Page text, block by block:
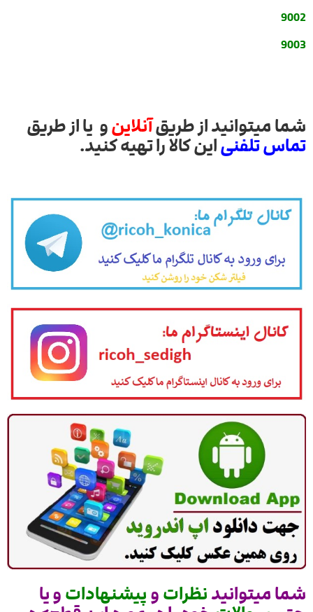
9002
9003
شما میتوانید از طریقآنلاینو یا از طریق
تماس تلفنیاین کالا را تهیه کنید.
شما میتوانیدنظراتوپیشنهاداتو یا